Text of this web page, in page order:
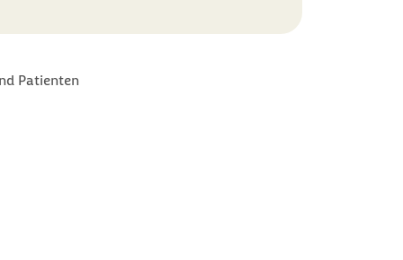
Patienten